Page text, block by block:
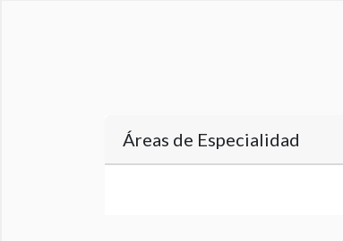
Áreas de Especialidad